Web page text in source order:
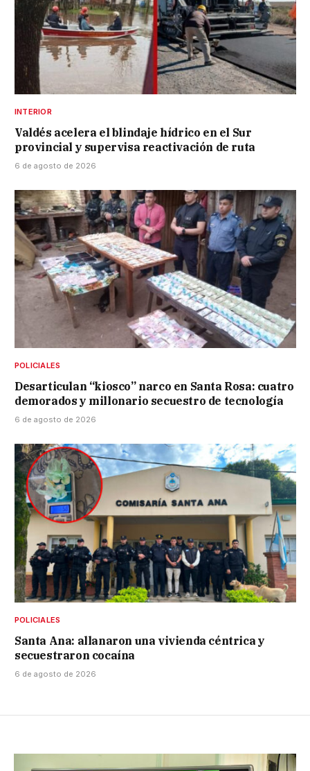
INTERIOR
Valdés acelera el blindaje hídrico en el Sur
provincial y supervisa reactivación de ruta
6 de agosto de 2026
POLICIALES
Desarticulan “kiosco” narco en Santa Rosa: cuatro
demorados y millonario secuestro de tecnología
6 de agosto de 2026
POLICIALES
Santa Ana: allanaron una vivienda céntrica y
secuestraron cocaína
6 de agosto de 2026